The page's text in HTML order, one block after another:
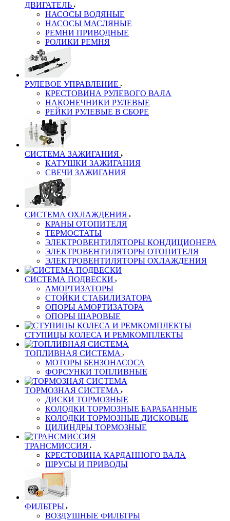
ДВИГАТЕЛЬ
НАСОСЫ ВОДЯНЫЕ
НАСОСЫ МАСЛЯНЫЕ
РЕМНИ ПРИВОДНЫЕ
РОЛИКИ РЕМНЯ
РУЛЕВОЕ УПРАВЛЕНИЕ
КРЕСТОВИНА РУЛЕВОГО ВАЛА
НАКОНЕЧНИКИ РУЛЕВЫЕ
РЕЙКИ РУЛЕВЫЕ В СБОРЕ
СИСТЕМА ЗАЖИГАНИЯ
КАТУШКИ ЗАЖИГАНИЯ
СВЕЧИ ЗАЖИГАНИЯ
СИСТЕМА ОХЛАЖДЕНИЯ
КРАНЫ ОТОПИТЕЛЯ
ТЕРМОСТАТЫ
ЭЛЕКТРОВЕНТИЛЯТОРЫ КОНДИЦИОНЕРА
ЭЛЕКТРОВЕНТИЛЯТОРЫ ОТОПИТЕЛЯ
ЭЛЕКТРОВЕНТИЛЯТОРЫ ОХЛАЖДЕНИЯ
СИСТЕМА ПОДВЕСКИ
АМОРТИЗАТОРЫ
СТОЙКИ СТАБИЛИЗАТОРА
ОПОРЫ АМОРТИЗАТОРА
ОПОРЫ ШАРОВЫЕ
СТУПИЦЫ КОЛЕСА И РЕМКОМПЛЕКТЫ
ТОПЛИВНАЯ СИСТЕМА
МОТОРЫ БЕНЗОНАСОСА
ФОРСУНКИ ТОПЛИВНЫЕ
ТОРМОЗНАЯ СИСТЕМА
ДИСКИ ТОРМОЗНЫЕ
КОЛОДКИ ТОРМОЗНЫЕ БАРАБАННЫЕ
КОЛОДКИ ТОРМОЗНЫЕ ДИСКОВЫЕ
ЦИЛИНДРЫ ТОРМОЗНЫЕ
ТРАНСМИССИЯ
КРЕСТОВИНА КАРДАННОГО ВАЛА
ШРУСЫ И ПРИВОДЫ
ФИЛЬТРЫ
ВОЗДУШНЫЕ ФИЛЬТРЫ